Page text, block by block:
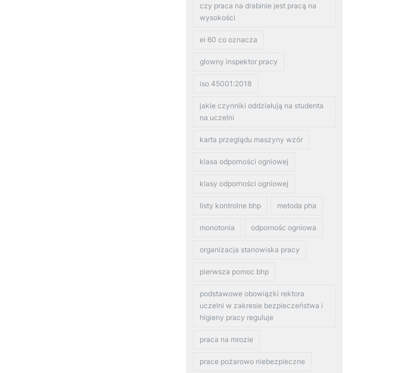
czy praca na drabinie jest pracą na
wysokości
ei 60 co oznacza
glowny inspektor pracy
iso 45001:2018
jakie czynniki oddziałują na studenta
na uczelni
karta przeglądu maszyny wzór
klasa odporności ogniowej
klasy odporności ogniowej
listy kontrolne bhp metoda pha
monotonia odpornośc ogniowa
organizacja stanowiska pracy
pierwsza pomoc bhp
podstawowe obowiązki rektora
uczelni w zakresie bezpieczeństwa i
higieny pracy reguluje
praca na mrozie
prace pożarowo niebezpieczne